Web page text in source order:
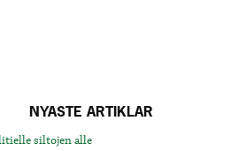
NYASTE ARTIKLAR
siltojen alle